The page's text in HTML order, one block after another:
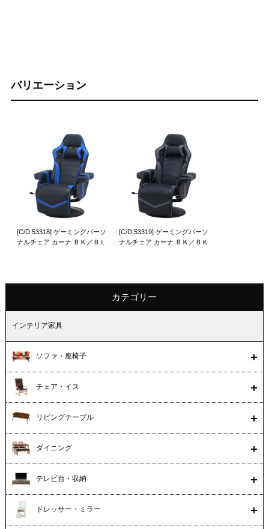
バリエーション
[C/D:53318] ゲーミングパーソ
ナルチェア カーナ ＢＫ／ＢＬ
[C/D:53319] ゲーミングパーソ
ナルチェア カーナ ＢＫ／ＢＫ
カテゴリー
インテリア家具
ソファ・座椅子
チェア・イス
リビングテーブル
ダイニング
テレビ台・収納
ドレッサー・ミラー